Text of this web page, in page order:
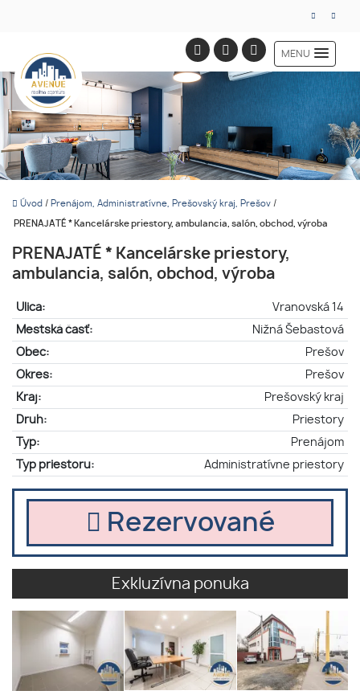
MENU
Úvod / Prenájom, Administratívne, Prešovský kraj, Prešov /
PRENAJATÉ * Kancelárske priestory, ambulancia, salón, obchod, výroba
PRENAJATÉ * Kancelárske priestory,
ambulancia, salón, obchod, výroba
Ulica:
Vranovská 14
Mestská časť:
Nižná Šebastová
Obec:
Prešov
Okres:
Prešov
Kraj:
Prešovský kraj
Druh:
Priestory
Typ:
Prenájom
Typ priestoru:
Administratívne priestory
Rezervované
Exkluzívna ponuka